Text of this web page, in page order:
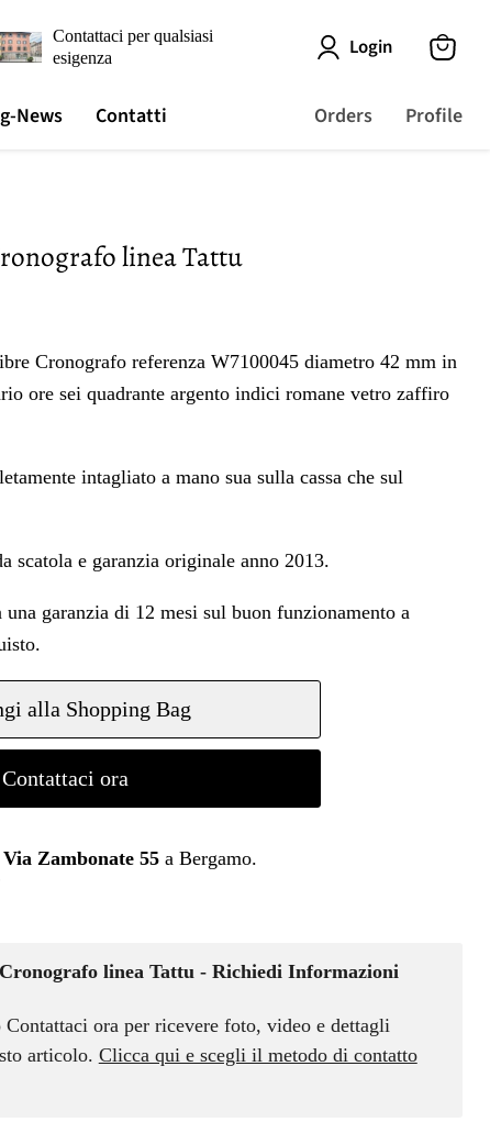
Contattaci per qualsiasi
esigenza
Login
News Contatti Orders Profile
linea Tattu
Cronografo referenza W7100045 diametro 42 mm in
ore sei quadrante argento indici romane vetro zaffiro
intagliato a mano sua sulla cassa che sul
scatola e garanzia originale anno 2013.
garanzia di 12 mesi sul buon funzionamento a
alla Shopping Bag
Contattaci ora
Via Zambonate 55 a Bergamo.
linea Tattu - Richiedi Informazioni
ora per ricevere foto, video e dettagli
articolo. Clicca qui e scegli il metodo di contatto